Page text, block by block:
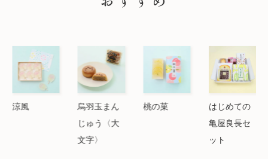
涼風
烏羽玉まん
じゅう〈大
文字〉
桃の菓
はじめての
亀屋良長セ
ット